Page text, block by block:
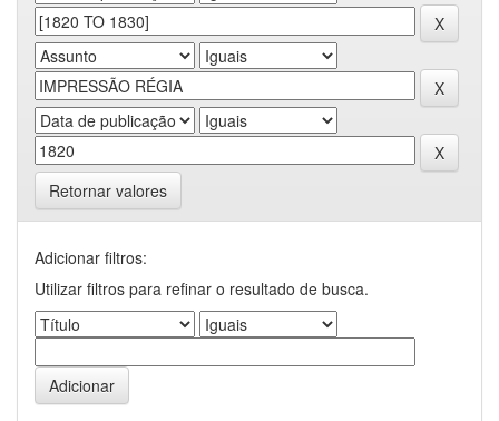
Retornar valores
Adicionar filtros:
Utilizar filtros para refinar o resultado de busca.